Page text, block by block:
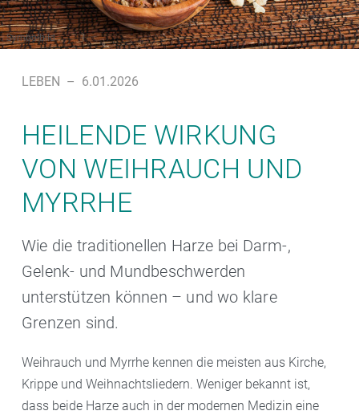
Symbolbild
LEBEN – 6.01.2026
HEILENDE WIRKUNG
VON WEIHRAUCH UND
MYRRHE
Wie die traditionellen Harze bei Darm-,
Gelenk- und Mundbeschwerden
unterstützen können – und wo klare
Grenzen sind.
Weihrauch und Myrrhe kennen die meisten aus Kirche,
Krippe und Weihnachtsliedern. Weniger bekannt ist,
dass beide Harze auch in der modernen Medizin eine